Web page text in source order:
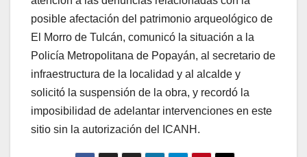
posible afectación del patrimonio arqueológico de
El Morro de Tulcán, comunicó la situación a la
Policía Metropolitana de Popayán, al secretario de
infraestructura de la localidad y al alcalde y
solicitó la suspensión de la obra, y recordó la
imposibilidad de adelantar intervenciones en este
sitio sin la autorización del ICANH.